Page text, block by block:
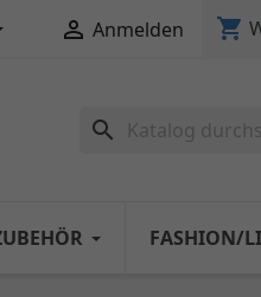
 Anmelden shopping_cart
search
FASHION/